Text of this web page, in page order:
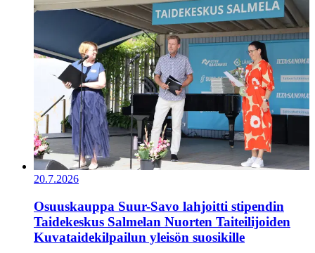
20.7.2026
Osuuskauppa Suur-Savo lahjoitti stipendin
Taidekeskus Salmelan Nuorten Taiteilijoiden
Kuvataidekilpailun yleisön suosikille